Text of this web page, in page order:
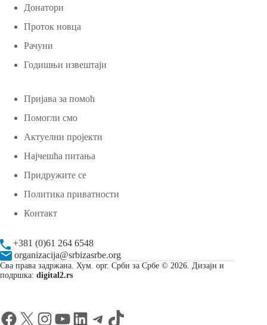
Донатори
Проток новца
Рачуни
Годишњи извештаји
Пријава за помоћ
Помогли смо
Актуелни пројекти
Најчешћа питања
Придружите се
Политика приватности
Контакт
+381 (0)61 264 6548
organizacija@srbizasrbe.org
Сва права задржана. Хум. орг. Срби за Србе © 2026. Дизајн и
подршка: digital2.rs
Facebook
X Instagram
YouTube
LinkedIn
Telegram
TikTok